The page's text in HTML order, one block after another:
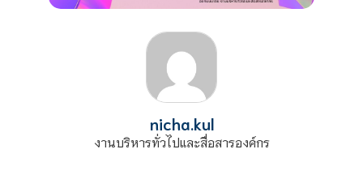
nicha.kul
งานบริหารทั่วไปและสื่อสารองค์กร